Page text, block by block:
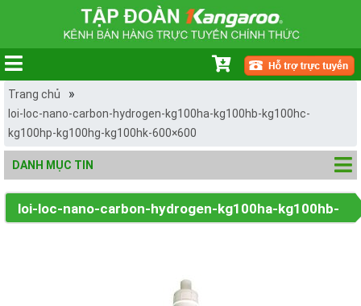
Trang chủ »
loi-loc-nano-carbon-hydrogen-kg100ha-kg100hb-kg100hc-
kg100hp-kg100hg-kg100hk-600×600
DANH MỤC TIN
loi-loc-nano-carbon-hydrogen-kg100ha-kg100hb-